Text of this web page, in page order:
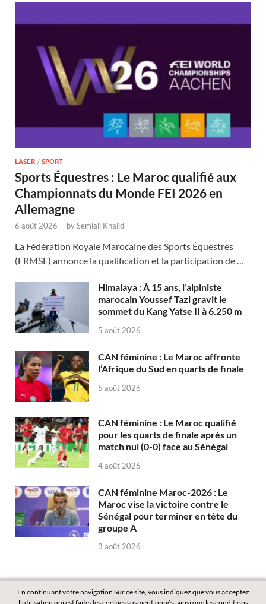
LASER / SPORT
Sports Équestres : Le Maroc qualifié aux
Championnats du Monde FEI 2026 en
Allemagne
6 août 2026 - bySemlali Khalid
La Fédération Royale Marocaine des Sports Équestres
(FRMSE) annonce la qualification et la participation de …
Himalaya : À 15 ans, l’alpiniste
marocain Youssef Tazi gravit le
sommet du Kang Yatse II à 6.250 m
5 août 2026
CAN féminine : Le Maroc affronte
l’Afrique du Sud en quarts de finale
5 août 2026
CAN féminine : Le Maroc qualifié
pour les quarts de finale après un
match nul (0-0) face au Sénégal
4 août 2026
CAN féminine Maroc-2026 : Le
Maroc vise la victoire contre le
Sénégal pour terminer en tête du
groupe A
3 août 2026
En continuant votre navigation Sur ce site, vous indiquez que vous acceptez